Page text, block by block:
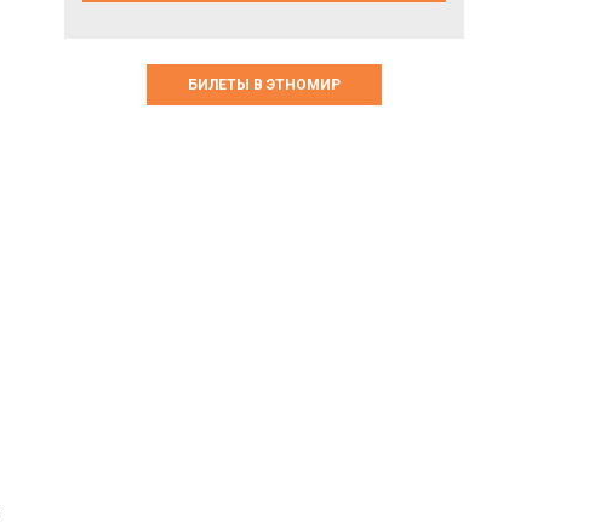
БИЛЕТЫ В ЭТНОМИР